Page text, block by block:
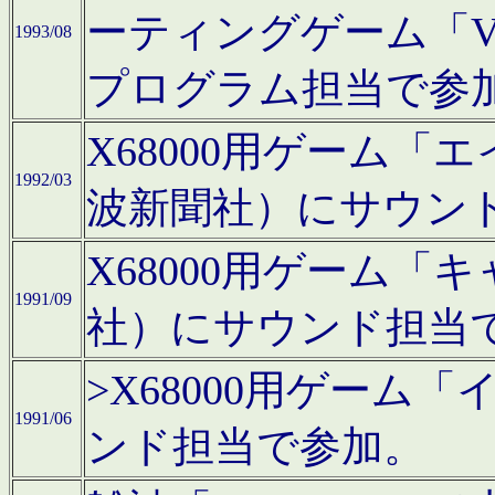
1993/08
ーティングゲーム「
プログラム担当で参
1992/03
X68000用ゲーム「
波新聞社）にサウン
1991/09
X68000用ゲーム「
社）にサウンド担当
1991/06
>X68000用ゲーム「
ンド担当で参加。